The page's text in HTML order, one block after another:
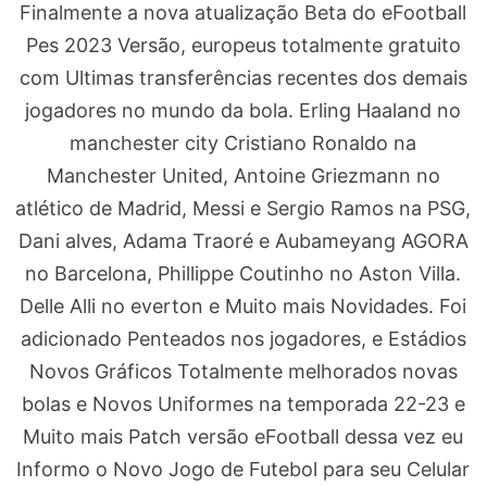
Finalmente a nova atualização Beta do eFootball
Pes 2023 Versão, europeus totalmente gratuito
com Ultimas transferências recentes dos demais
jogadores no mundo da bola. Erling Haaland no
manchester city Cristiano Ronaldo na
Manchester United, Antoine Griezmann no
atlético de Madrid, Messi e Sergio Ramos na PSG,
Dani alves, Adama Traoré e Aubameyang AGORA
no Barcelona, Phillippe Coutinho no Aston Villa.
Delle Alli no everton e Muito mais Novidades. Foi
adicionado Penteados nos jogadores, e Estádios
Novos Gráficos Totalmente melhorados novas
bolas e Novos Uniformes na temporada 22-23 e
Muito mais Patch versão eFootball dessa vez eu
Informo o Novo Jogo de Futebol para seu Celular